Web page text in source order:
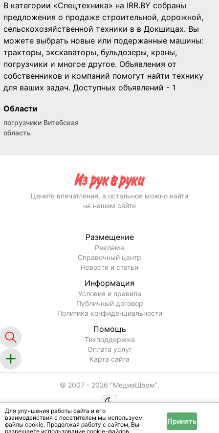
В категории «Спецтехника» на IRR.BY собраны
предложения о продаже строительной, дорожной,
сельскохозяйственной техники в в Докшицах. Вы
можете выбрать новые или подержанные машины:
тракторы, экскаваторы, бульдозеры, краны,
погрузчики и многое другое. Объявления от
собственников и компаний помогут найти технику
для ваших задач. Доступных объявлений - 1
Области
погрузчики Витебская
область
Для улучшения работы сайта и его
взаимодействия с посетителем мы используем
файлы cookie. Продолжая работу с сайтом, Вы
разрешаете использование cookie-файлов.
Принять
Цените впечатления, а остальное можно найти
на нашем сайте
Размещение
Реклама
Справочный центр
Новости и статьи
Информация
Условия и правила
Публичный договор
Политика конфиденциальности
Помощь
Техподдержка
Оплата услуг
Карта сайта
© 2007 - 2026 "МедиаШарм".